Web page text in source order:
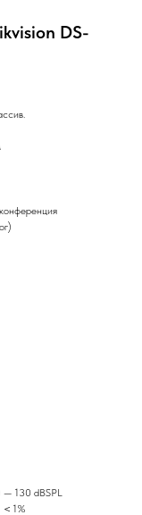
DS-
— 130 dBSPL
1%